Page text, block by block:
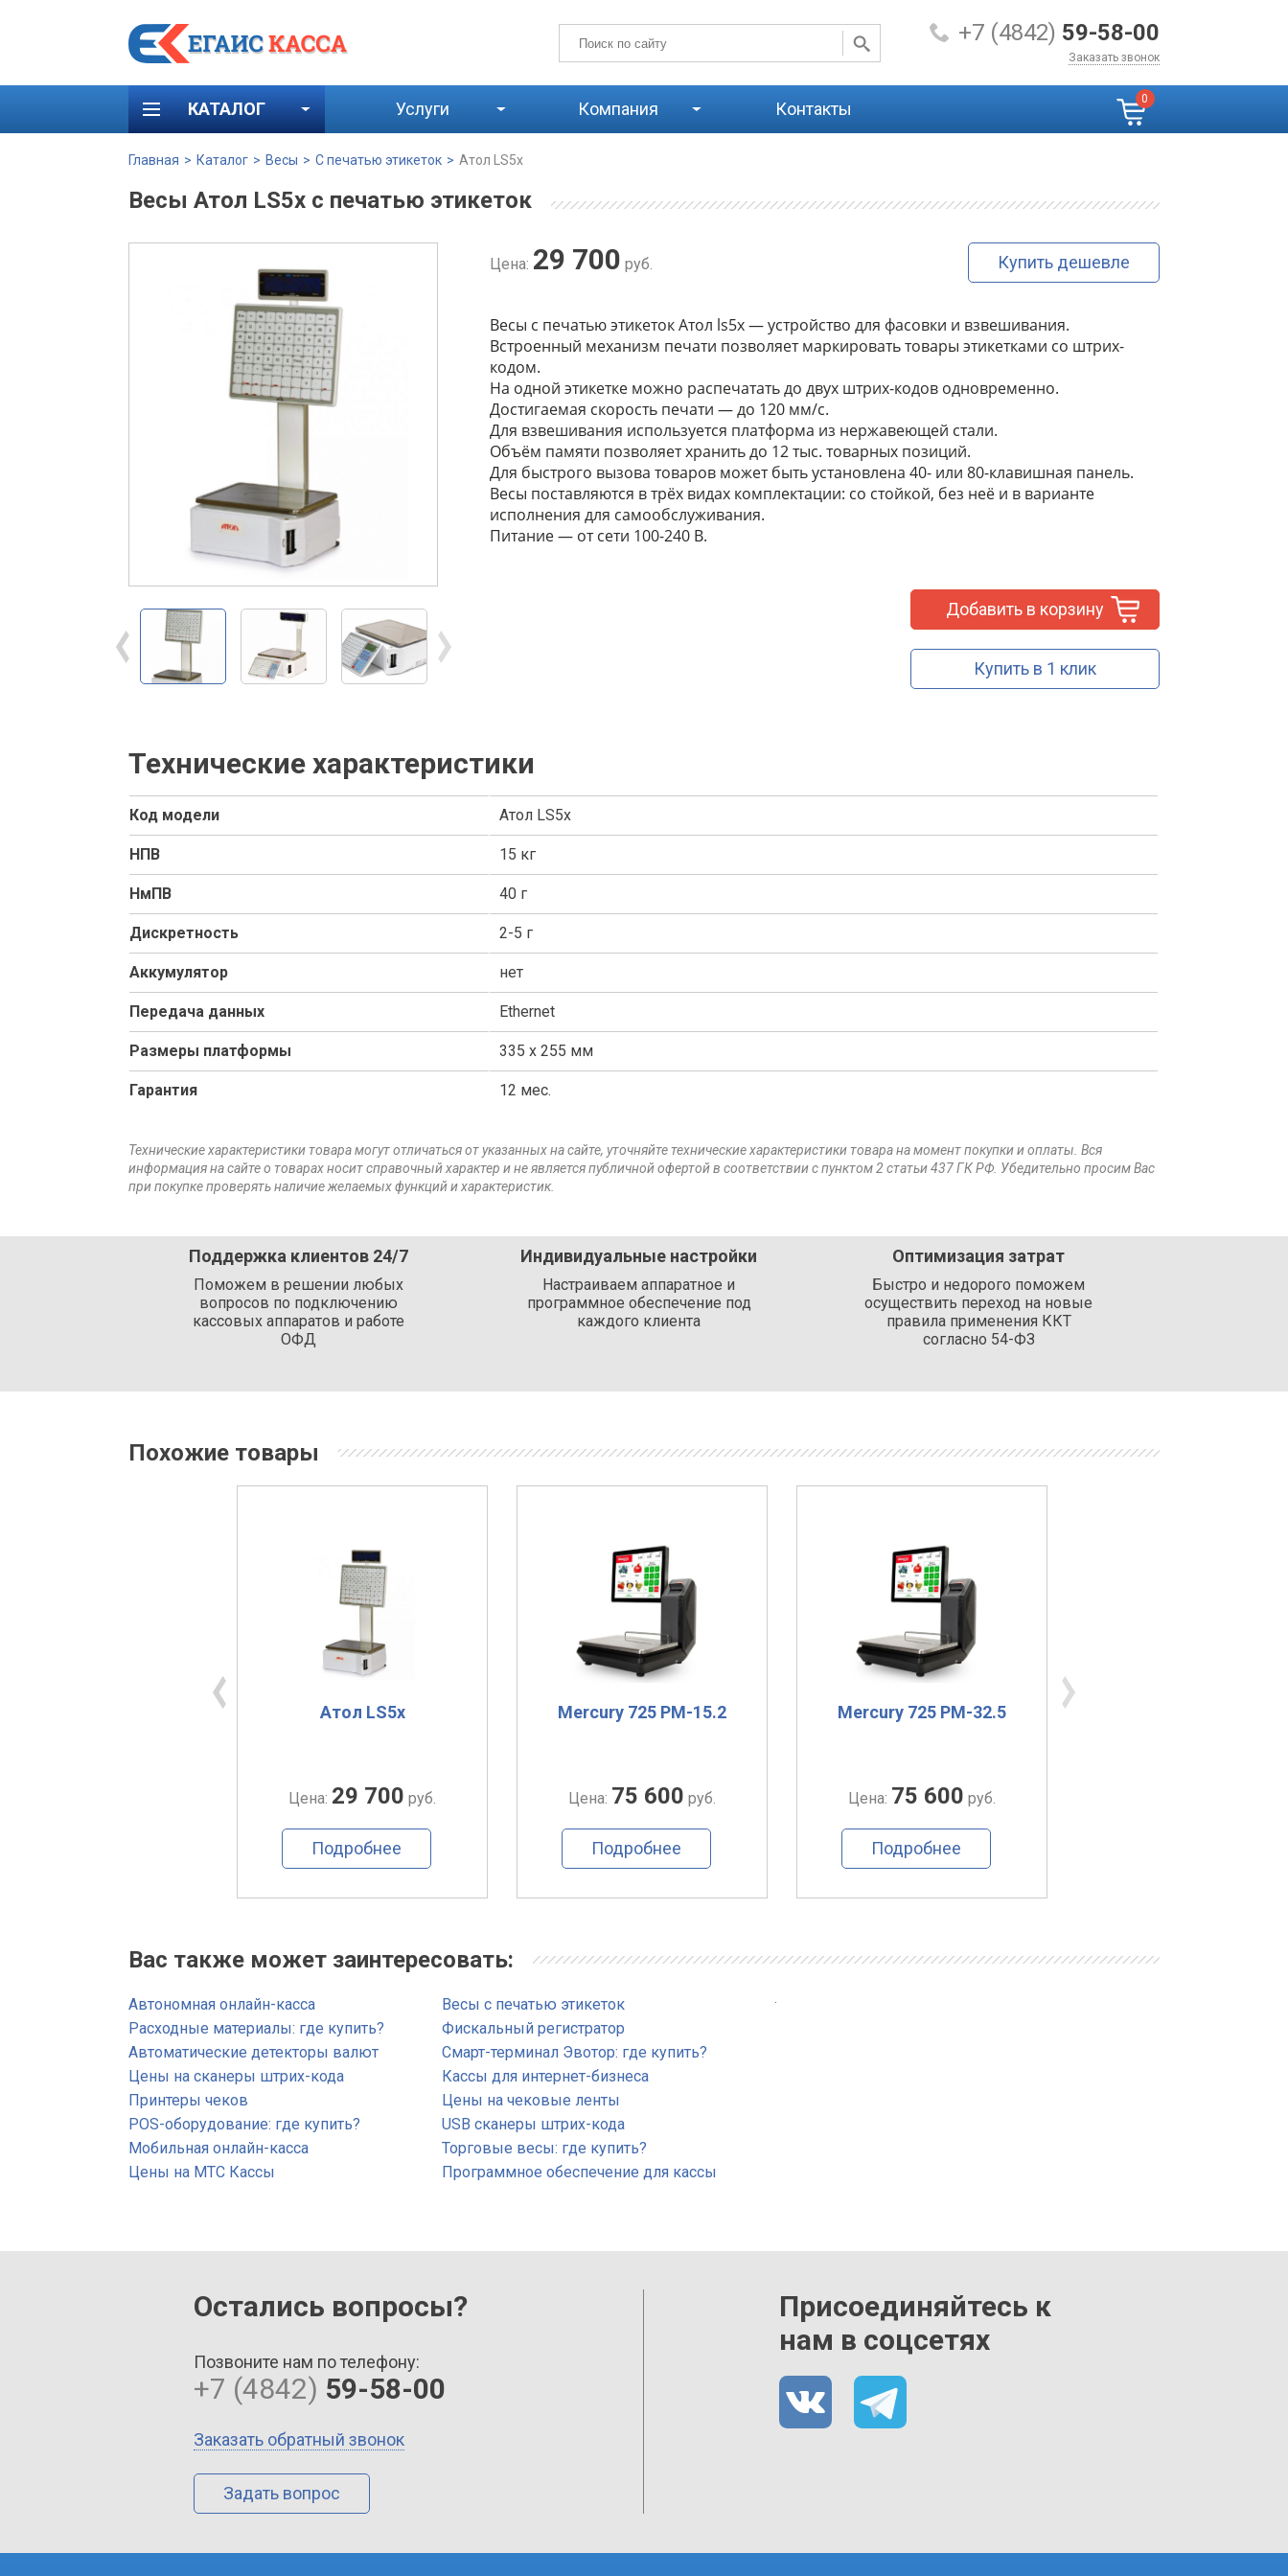
+7 (4842) 59-58-00
Заказать звонок
КАТАЛОГ Услуги Компания Контакты 0
Главная > Каталог > Весы > С печатью этикеток > Атол LS5x
Весы Атол LS5x с печатью этикеток
Купить дешевле
Цена: 29 700 руб.
Весы с печатью этикеток Атол ls5x — устройство для фасовки и взвешивания.
Встроенный механизм печати позволяет маркировать товары этикетками со штрих-
кодом.
На одной этикетке можно распечатать до двух штрих-кодов одновременно.
Достигаемая скорость печати — до 120 мм/с.
Для взвешивания используется платформа из нержавеющей стали.
Объём памяти позволяет хранить до 12 тыс. товарных позиций.
Для быстрого вызова товаров может быть установлена 40- или 80-клавишная панель.
Весы поставляются в трёх видах комплектации: со стойкой, без неё и в варианте
исполнения для самообслуживания.
Питание — от сети 100-240 В.
Добавить в корзину
Купить в 1 клик
Технические характеристики
Код модели Атол LS5x
НПВ 15 кг
НмПВ 40 г
Дискретность 2-5 г
Аккумулятор нет
Передача данных Ethernet
Размеры платформы 335 х 255 мм
Гарантия 12 мес.
Технические характеристики товара могут отличаться от указанных на сайте, уточняйте технические характеристики товара на момент покупки и оплаты. Вся
информация на сайте о товарах носит справочный характер и не является публичной офертой в соответствии с пунктом 2 статьи 437 ГК РФ. Убедительно просим Вас
при покупке проверять наличие желаемых функций и характеристик.
Поддержка клиентов 24/7
Поможем в решении любых
вопросов по подключению
кассовых аппаратов и работе
ОФД
Индивидуальные настройки
Настраиваем аппаратное и
программное обеспечение под
каждого клиента
Оптимизация затрат
Быстро и недорого поможем
осуществить переход на новые
правила применения ККТ
согласно 54-ФЗ
Похожие товары
Атол LS5x
Цена: 29 700 руб.
Подробнее
Mercury 725 PM-15.2
Цена: 75 600 руб.
Подробнее
Mercury 725 PM-32.5
Цена: 75 600 руб.
Подробнее
Вас также может заинтересовать:
Автономная онлайн-касса
Расходные материалы: где купить?
Автоматические детекторы валют
Цены на сканеры штрих-кода
Принтеры чеков
POS-оборудование: где купить?
Мобильная онлайн-касса
Цены на МТС Кассы
Весы с печатью этикеток
Фискальный регистратор
Смарт-терминал Эвотор: где купить?
Кассы для интернет-бизнеса
Цены на чековые ленты
USB сканеры штрих-кода
Торговые весы: где купить?
Программное обеспечение для кассы
.
Остались вопросы?
Позвоните нам по телефону:
+7 (4842) 59-58-00
Заказать обратный звонок
Задать вопрос
Присоединяйтесь к
нам в соцсетях